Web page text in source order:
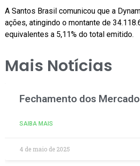
A Santos Brasil comunicou que a
ações, atingindo o montante de
equivalentes a 5,11% do total emitido.
Mais Notícias
Fechamento dos
SAIBA MAIS
4 de maio de 2025